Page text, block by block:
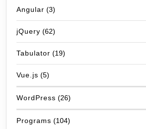
Angular (3)
jQuery (62)
Tabulator (19)
Vue.js (5)
WordPress (26)
Programs (104)